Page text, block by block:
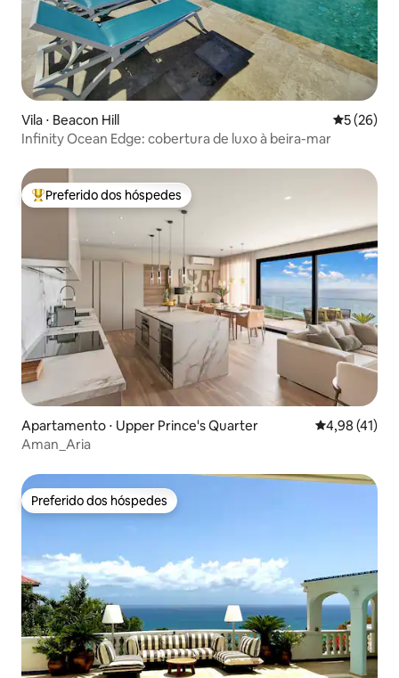
Vila ⋅ Beacon Hill 5 de uma
5 (26)
Infinity Ocean Edge: cobertura de luxo à beira-mar
Entre os melhores preferidos dos hóspedes
Preferido dos hóspedes
Apartamento ⋅ Upper Prince's Quarter 4,98 de uma
4,98 (41)
Aman_Aria
Preferido dos hóspedes
Preferido dos hóspedes